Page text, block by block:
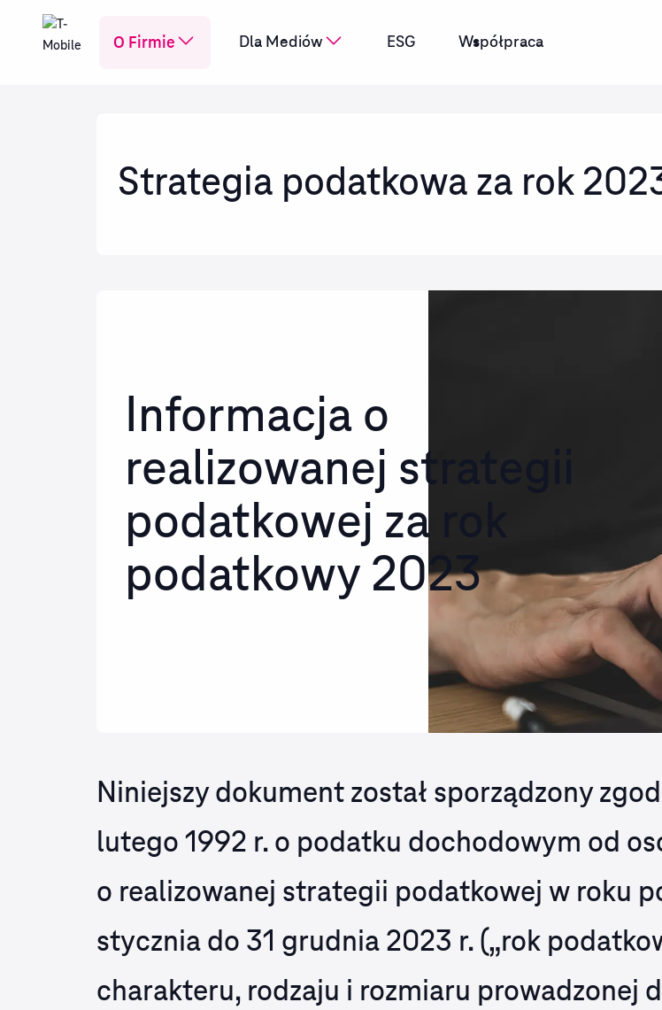
O Firmie Dla Mediów ESG Współpraca
Strategia podatkowa za rok
Informacja o
realizowanej strategii
podatkowej za rok
podatkowy 2023
Niniejszy dokument został sporządzony
lutego 1992 r. o podatku dochodowym od
o realizowanej strategii podatkowej w roku
stycznia do 31 grudnia 2023 r. („rok
charakteru, rodzaju i rozmiaru prowadzonej